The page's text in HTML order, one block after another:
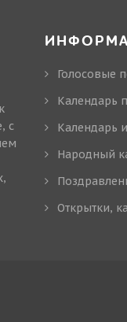
с
Голосовые
Календарь
Календарь
Народный
Открытки,